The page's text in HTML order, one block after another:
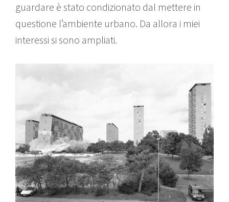
guardare è stato condizionato dal mettere in
questione l’ambiente urbano. Da allora i miei
interessi si sono ampliati.